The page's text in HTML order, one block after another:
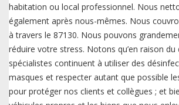
habitation ou local professionnel. Nous
également après nous-mêmes. Nous
à travers le 87130. Nous pouvons
réduire votre stress. Notons qu’en raison
spécialistes continuent à utiliser des
masques et respecter autant que possible
pour protéger nos clients et collègues ; et